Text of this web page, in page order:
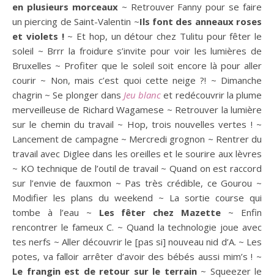
en plusieurs morceaux~ Retrouver Fanny pour se faire
un piercing de Saint-Valentin ~Ils font des anneaux roses
et violets ! ~ Et hop, un détour chez Tulitu pour fêter le
soleil ~ Brrr la froidure s’invite pour voir les lumières de
Bruxelles ~ Profiter que le soleil soit encore là pour aller
courir ~ Non, mais c’est quoi cette neige ?! ~ Dimanche
chagrin ~ Se plonger dans Jeu blanc et redécouvrir la plume
merveilleuse de Richard Wagamese ~ Retrouver la lumière
sur le chemin du travail ~ Hop, trois nouvelles vertes ! ~
Lancement de campagne ~ Mercredi grognon ~ Rentrer du
travail avec Diglee dans les oreilles et le sourire aux lèvres
~ KO technique de l’outil de travail ~ Quand on est raccord
sur l’envie de fauxmon ~ Pas très crédible, ce Gourou ~
Modifier les plans du weekend ~ La sortie course qui
tombe à l’eau ~ Les fêter chez Mazette ~ Enfin
rencontrer le fameux C. ~ Quand la technologie joue avec
tes nerfs ~ Aller découvrir le [pas si] nouveau nid d’A. ~ Les
potes, va falloir arrêter d’avoir des bébés aussi mim’s ! ~
Le frangin est de retour sur le terrain~ Squeezer le